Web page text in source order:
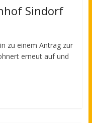
Sindorf
zu einem Antrag zur
erneut auf und